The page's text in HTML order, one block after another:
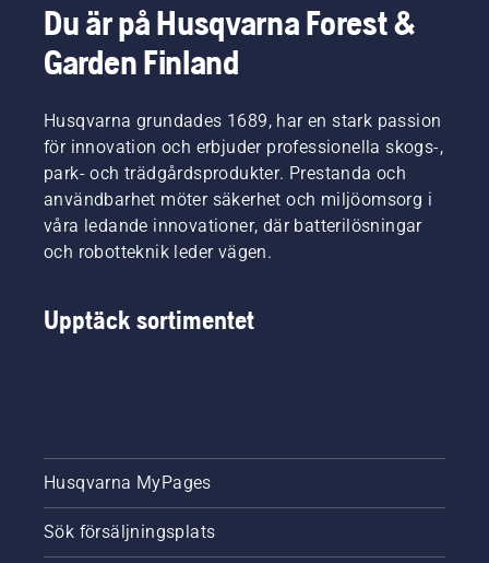
Du är på Husqvarna Forest &
Garden Finland
Husqvarna grundades 1689, har en stark passion
för innovation och erbjuder professionella skogs-,
park- och trädgårdsprodukter. Prestanda och
användbarhet möter säkerhet och miljöomsorg i
våra ledande innovationer, där batterilösningar
och robotteknik leder vägen.
Upptäck sortimentet
Husqvarna MyPages
Sök försäljningsplats